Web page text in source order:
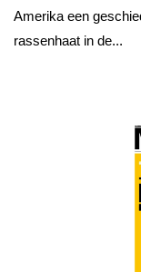
Amerika een
rassenhaat in de...